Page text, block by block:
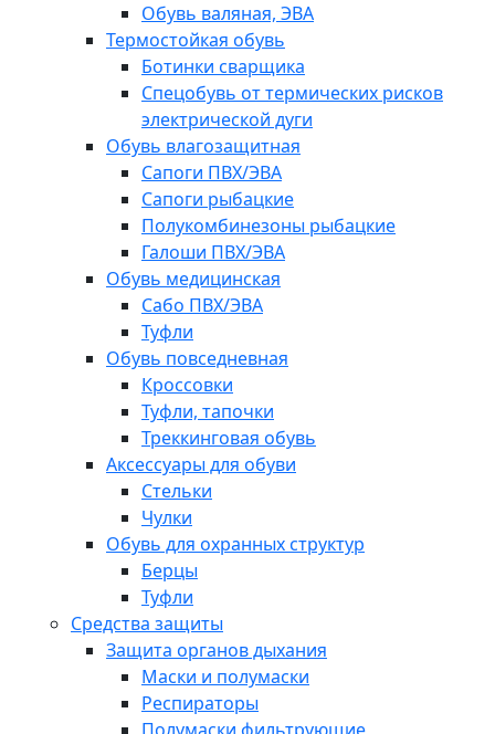
Обувь валяная, ЭВА
Термостойкая обувь
Ботинки сварщика
Спецобувь от термических рисков
электрической дуги
Обувь влагозащитная
Сапоги ПВХ/ЭВА
Сапоги рыбацкие
Полукомбинезоны рыбацкие
Галоши ПВХ/ЭВА
Обувь медицинская
Сабо ПВХ/ЭВА
Туфли
Обувь повседневная
Кроссовки
Туфли, тапочки
Треккинговая обувь
Аксессуары для обуви
Стельки
Чулки
Обувь для охранных структур
Берцы
Туфли
Средства защиты
Защита органов дыхания
Маски и полумаски
Респираторы